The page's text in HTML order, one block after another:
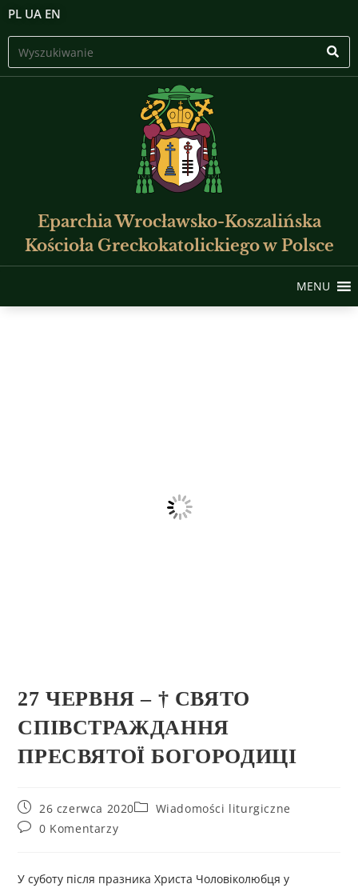
PL UA EN
Eparchia Wrocławsko-Koszalińska
Kościoła Greckokatolickiego w Polsce
MENU
27 ЧЕРВНЯ – † СВЯТО
СПІВСТРАЖДАННЯ
ПРЕСВЯТОЇ БОГОРОДИЦІ
26 czerwca 2020
Wiadomości liturgiczne
0 Komentarzy
У суботу після празника Христа Чоловіколюбця у